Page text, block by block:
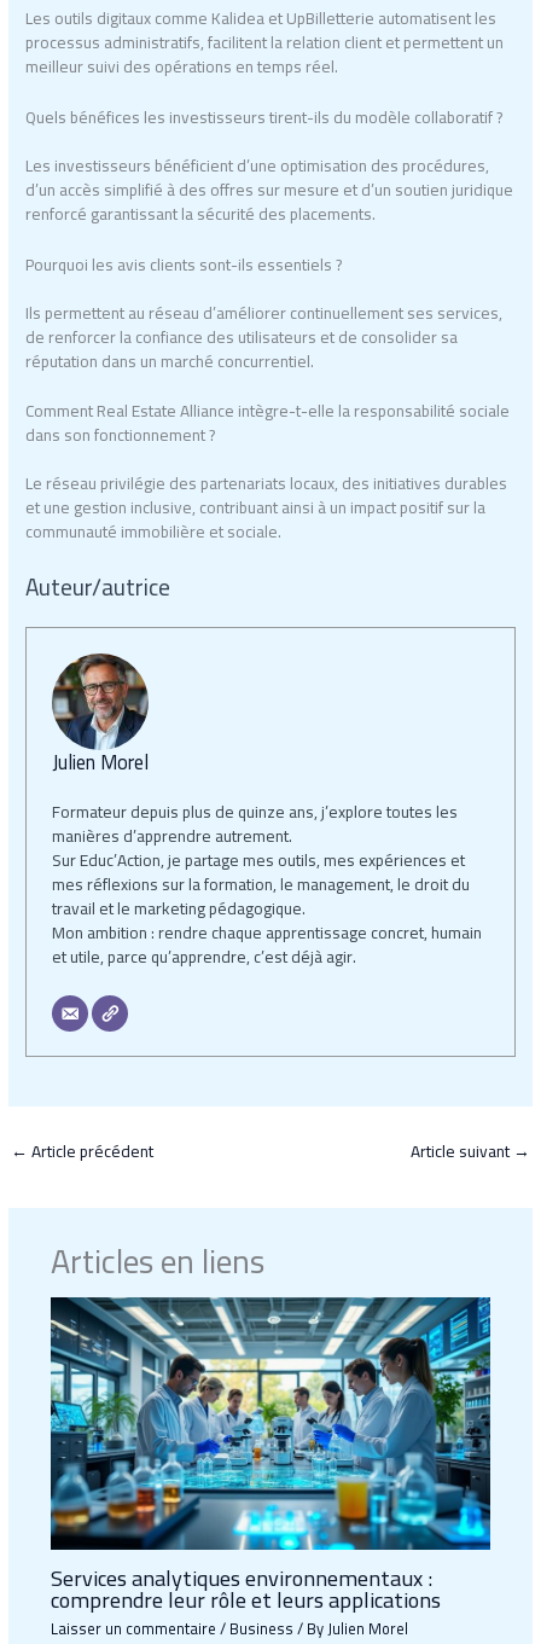
Les outils digitaux comme Kalidea et UpBilletterie automatisent les
processus administratifs, facilitent la relation client et permettent un
meilleur suivi des opérations en temps réel.
Quels bénéfices les investisseurs tirent-ils du modèle collaboratif ?
Les investisseurs bénéficient d’une optimisation des procédures,
d’un accès simplifié à des offres sur mesure et d’un soutien juridique
renforcé garantissant la sécurité des placements.
Pourquoi les avis clients sont-ils essentiels ?
Ils permettent au réseau d’améliorer continuellement ses services,
de renforcer la confiance des utilisateurs et de consolider sa
réputation dans un marché concurrentiel.
Comment Real Estate Alliance intègre-t-elle la responsabilité sociale
dans son fonctionnement ?
Le réseau privilégie des partenariats locaux, des initiatives durables
et une gestion inclusive, contribuant ainsi à un impact positif sur la
communauté immobilière et sociale.
Auteur/autrice
Julien Morel
Formateur depuis plus de quinze ans, j’explore toutes les
manières d’apprendre autrement.
Sur Educ’Action, je partage mes outils, mes expériences et
mes réflexions sur la formation, le management, le droit du
travail et le marketing pédagogique.
Mon ambition : rendre chaque apprentissage concret, humain
et utile, parce qu’apprendre, c’est déjà agir.
←Article précédent Article suivant→
Articles en liens
Services analytiques environnementaux :
comprendre leur rôle et leurs applications
Laisser un commentaire/Business/ ByJulien Morel